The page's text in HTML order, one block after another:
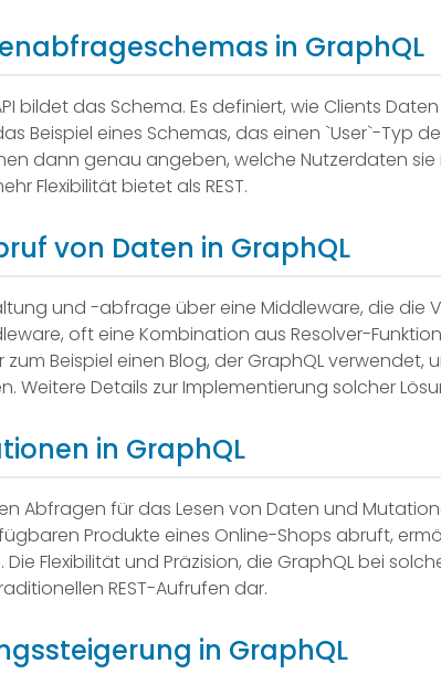
in GraphQL
bildet das Schema. Es definiert, wie Clients
Beispiel eines Schemas, das einen `User`-Typ
dann genau angeben, welche Nutzerdaten
Flexibilität bietet als REST.
von Daten in GraphQL
und -abfrage über eine Middleware, die die
oft eine Kombination aus Resolver-
Beispiel einen Blog, der GraphQL verwendet,
Weitere Details zur Implementierung solcher
in GraphQL
Abfragen für das Lesen von Daten und
Produkte eines Online-Shops abruft,
Flexibilität und Präzision, die GraphQL bei
REST-Aufrufen dar.
in GraphQL